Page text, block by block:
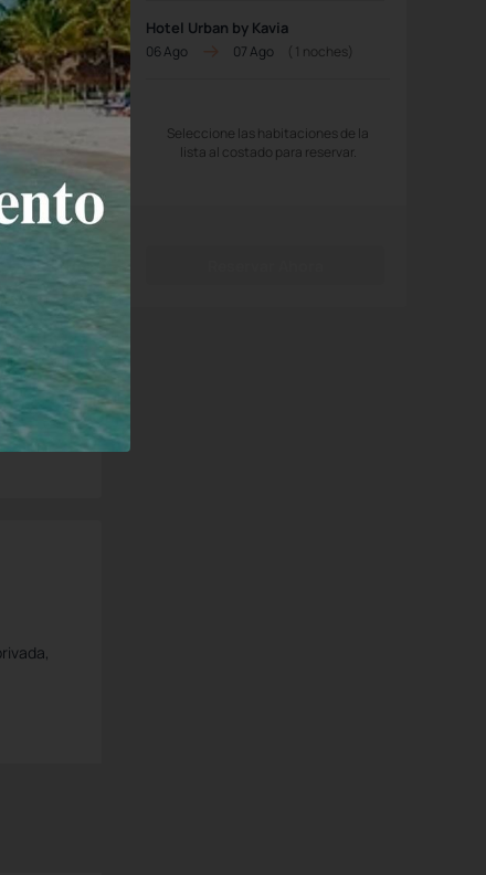
Hotel Urban by Kavia
06 Ago 07 Ago ( 1 noches)
Seleccione las habitaciones de la
lista al costado para reservar.